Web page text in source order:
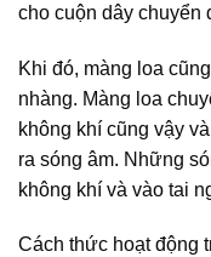
cho cuộn dây chuyển
Khi đó, màng loa
nhàng. Màng loa
không khí cũng vậy
ra sóng âm. Những
không khí và vào tai
Cách thức hoạt động